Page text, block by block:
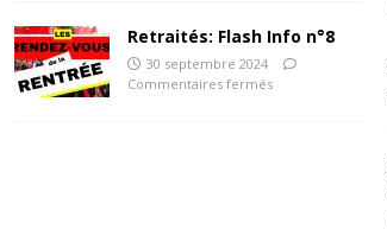
Retraités: Flash Info n°8
30 septembre 2024
Commentaires fermés